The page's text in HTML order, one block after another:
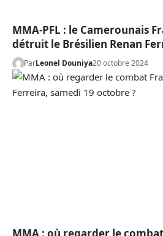
MMA-PFL : le Camerounais
détruit le Brésilien Renan
ParLeonel Douniya20 octobre 2024